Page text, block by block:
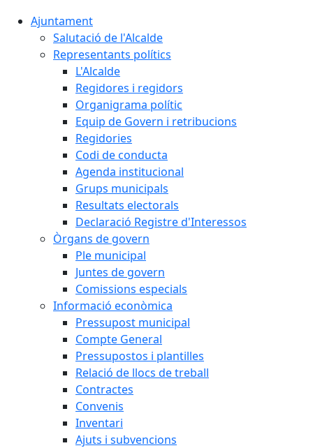
Ajuntament
Salutació de l'Alcalde
Representants polítics
L'Alcalde
Regidores i regidors
Organigrama polític
Equip de Govern i retribucions
Regidories
Codi de conducta
Agenda institucional
Grups municipals
Resultats electorals
Declaració Registre d'Interessos
Òrgans de govern
Ple municipal
Juntes de govern
Comissions especials
Informació econòmica
Pressupost municipal
Compte General
Pressupostos i plantilles
Relació de llocs de treball
Contractes
Convenis
Inventari
Ajuts i subvencions